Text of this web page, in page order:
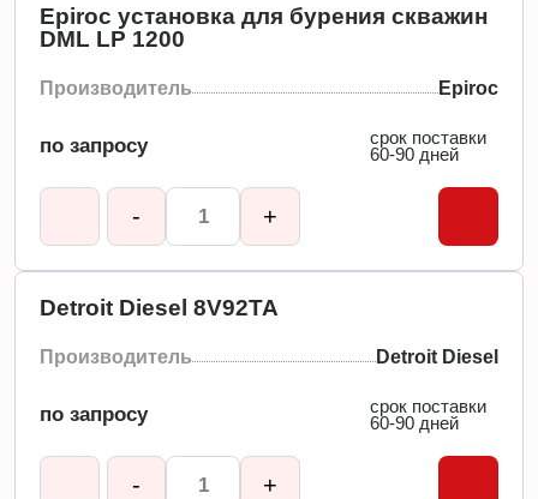
Epiroc установка для бурения скважин
DML LP 1200
Производитель Epiroc
по запросу
срок поставки
60-90 дней
- +
Detroit Diesel 8V92TA
Производитель Detroit Diesel
по запросу
срок поставки
60-90 дней
- +